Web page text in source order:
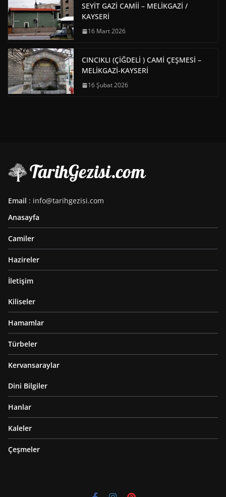
SEYİT GAZİ CAMİİ – MELİKGAZİ /
KAYSERİ
16 Mart 2026
CINCIKLI (ÇİĞDELİ ) CAMİ ÇEŞMESİ –
MELİKGAZİ-KAYSERİ
16 Şubat 2026
Email : info@tarihgezisi.com
Anasayfa
Camiler
Hazireler
İletişim
Kiliseler
Hamamlar
Türbeler
Kervansaraylar
Dini Bilgiler
Hanlar
Kaleler
Çeşmeler